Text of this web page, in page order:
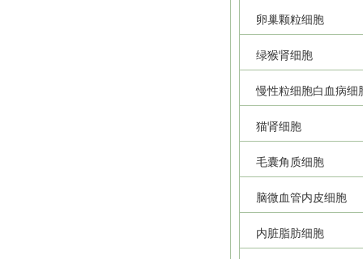
卵巢颗粒细胞
绿猴肾细胞
慢性粒细胞白血病细
猫肾细胞
毛囊角质细胞
脑微血管内皮细胞
内脏脂肪细胞